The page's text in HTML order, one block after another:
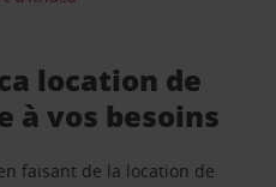
location de
à vos besoins
faisant de la location de